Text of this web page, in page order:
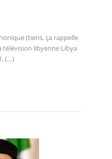
(tiens, ça rappelle
télévision libyenne Libya
(…)